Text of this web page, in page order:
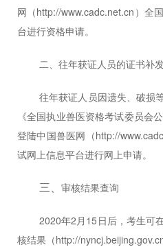
网（http://www.cadc.net.cn ）全
台进行资格申请。
二、 往年获证人员的证书补
往年获证人员因遗失、破损
《全国执业兽医资格考试委员会
登陆中 国兽医网（http://
试网上信息平台进行网上申请。
三、 审核结果查询
2020年2月 15 日后， 考生可
核结果（http://